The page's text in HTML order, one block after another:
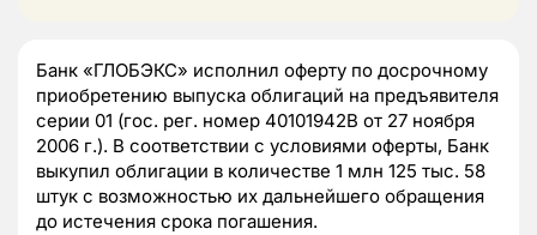
Банк «ГЛОБЭКС» исполнил оферту по досрочному
приобретению выпуска облигаций на предъявителя
серии 01 (гос. рег. номер 40101942B от 27 ноября
2006 г.). В соответствии с условиями оферты, Банк
выкупил облигации в количестве 1 млн 125 тыс. 58
штук с возможностью их дальнейшего обращения
до истечения срока погашения.